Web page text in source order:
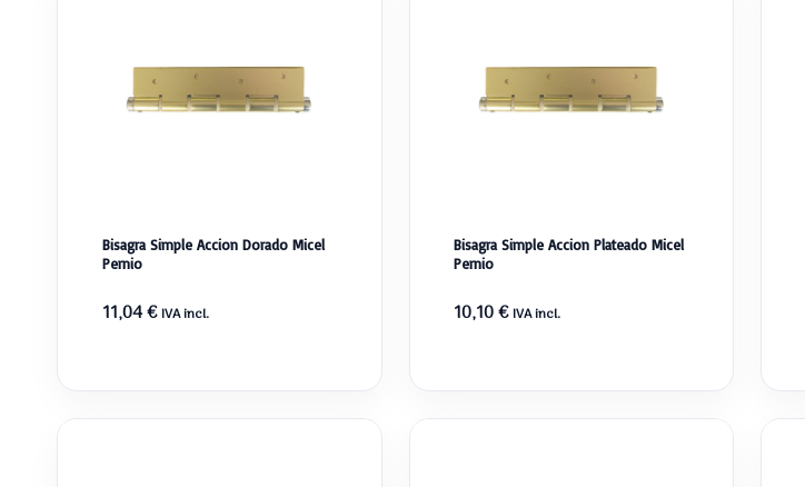
Bisagra Simple Accion Dorado Micel
Pernio
11,04€ IVA incl.
Bisagra Simple Accion Plateado Micel
Pernio
10,10€ IVA incl.